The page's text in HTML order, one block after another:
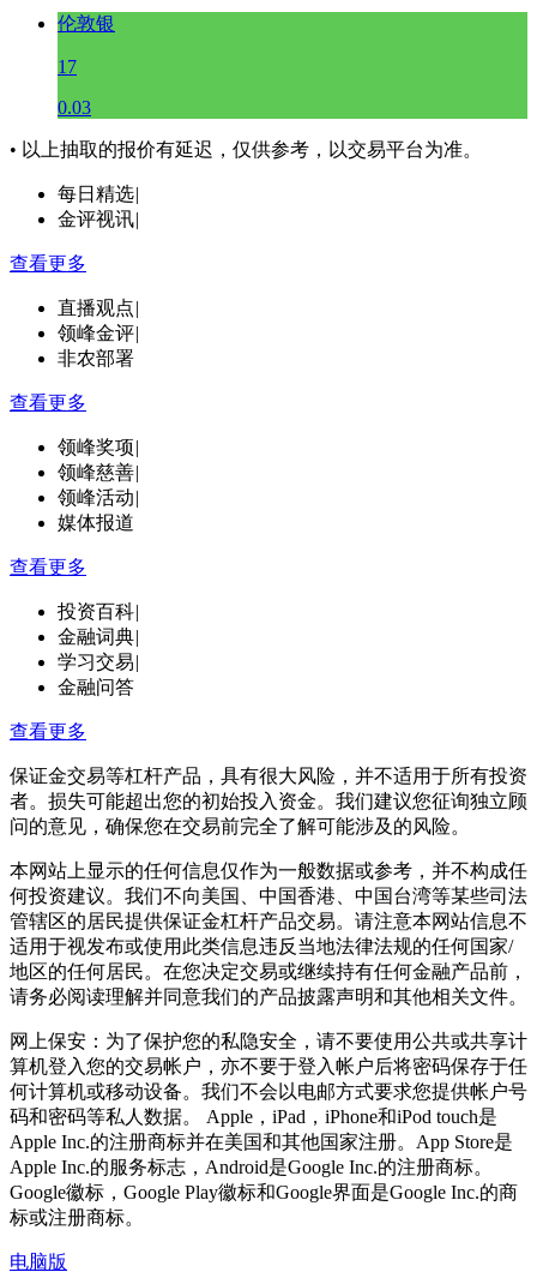
伦敦银
17
0.03
• 以上抽取的报价有延迟，仅供参考，以交易平台为准。
每日精选|
金评视讯|
查看更多
直播观点|
领峰金评|
非农部署
查看更多
领峰奖项|
领峰慈善|
领峰活动|
媒体报道
查看更多
投资百科|
金融词典|
学习交易|
金融问答
查看更多
保证金交易等杠杆产品，具有很大风险，并不适用于所有投资
者。损失可能超出您的初始投入资金。我们建议您征询独立顾
问的意见，确保您在交易前完全了解可能涉及的风险。
本网站上显示的任何信息仅作为一般数据或参考，并不构成任
何投资建议。我们不向美国、中国香港、中国台湾等某些司法
管辖区的居民提供保证金杠杆产品交易。请注意本网站信息不
适用于视发布或使用此类信息违反当地法律法规的任何国家/
地区的任何居民。在您决定交易或继续持有任何金融产品前，
请务必阅读理解并同意我们的产品披露声明和其他相关文件。
网上保安：为了保护您的私隐安全，请不要使用公共或共享计
算机登入您的交易帐户，亦不要于登入帐户后将密码保存于任
何计算机或移动设备。我们不会以电邮方式要求您提供帐户号
码和密码等私人数据。 Apple，iPad，iPhone和iPod touch是
Apple Inc.的注册商标并在美国和其他国家注册。App Store是
Apple Inc.的服务标志，Android是Google Inc.的注册商标。
Google徽标，Google Play徽标和Google界面是Google Inc.的商
标或注册商标。
电脑版